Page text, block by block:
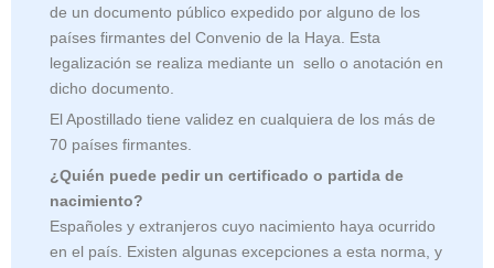
de un documento público expedido por alguno de los
países firmantes del Convenio de la Haya. Esta
legalización se realiza mediante un sello o anotación en
dicho documento.
El Apostillado tiene validez en cualquiera de los más de
70 países firmantes.
¿Quién puede pedir un certificado o partida de
nacimiento?
Españoles y extranjeros cuyo nacimiento haya ocurrido
en el país. Existen algunas excepciones a esta norma, y